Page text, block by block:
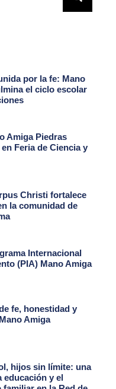
por la fe: Mano
el ciclo escolar
Amiga Piedras
Feria de Ciencia y
Christi fortalece
la comunidad de
Internacional
(PIA) Mano Amiga
fe, honestidad y
Amiga
hijos sin límite: una
educación y el